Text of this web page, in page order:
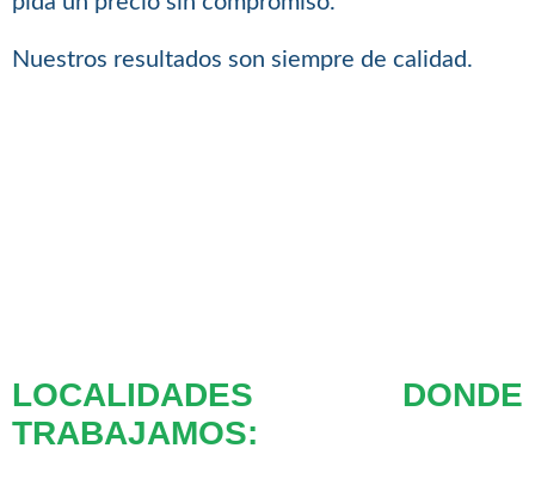
Nuestros resultados son siempre de calidad.
LOCALIDADES DONDE
TRABAJAMOS: